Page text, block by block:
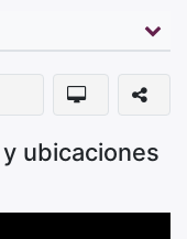
ubicaciones